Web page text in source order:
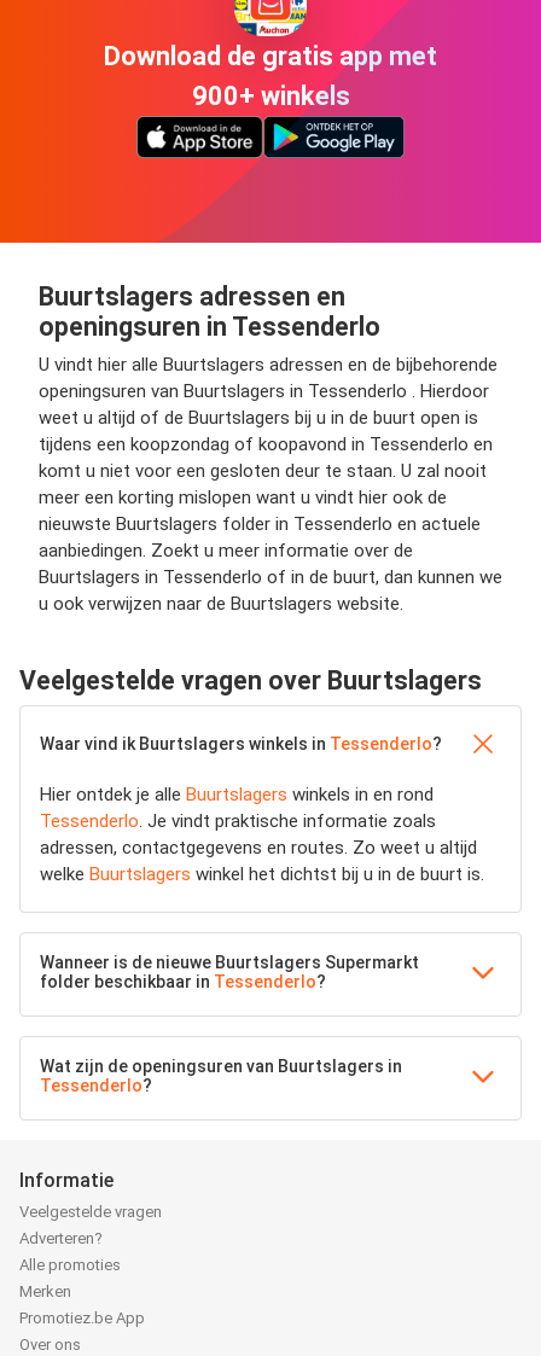
Download de gratis app met
900+ winkels
Buurtslagers adressen en
openingsuren in Tessenderlo
U vindt hier alle Buurtslagers adressen en de bijbehorende
openingsuren van Buurtslagers in Tessenderlo . Hierdoor
weet u altijd of de Buurtslagers bij u in de buurt open is
tijdens een koopzondag of koopavond in Tessenderlo en
komt u niet voor een gesloten deur te staan. U zal nooit
meer een korting mislopen want u vindt hier ook de
nieuwste Buurtslagers folder in Tessenderlo en actuele
aanbiedingen. Zoekt u meer informatie over de
Buurtslagers in Tessenderlo of in de buurt, dan kunnen we
u ook verwijzen naar de Buurtslagers website.
Veelgestelde vragen over Buurtslagers
Waar vind ik Buurtslagers winkels in Tessenderlo?
Hier ontdek je alle Buurtslagers winkels in en rond
Tessenderlo. Je vindt praktische informatie zoals
adressen, contactgegevens en routes. Zo weet u altijd
welke Buurtslagers winkel het dichtst bij u in de buurt is.
Wanneer is de nieuwe Buurtslagers Supermarkt
folder beschikbaar in Tessenderlo?
Wat zijn de openingsuren van Buurtslagers in
Tessenderlo?
Informatie
Veelgestelde vragen
Adverteren?
Alle promoties
Merken
Promotiez.be App
Over ons